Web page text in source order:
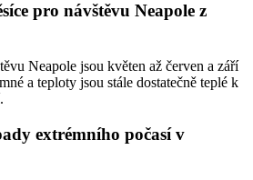
pro návštěvu Neapole z
Neapole jsou květen až červen a září
a teploty jsou stále dostatečně teplé k
extrémního počasí v